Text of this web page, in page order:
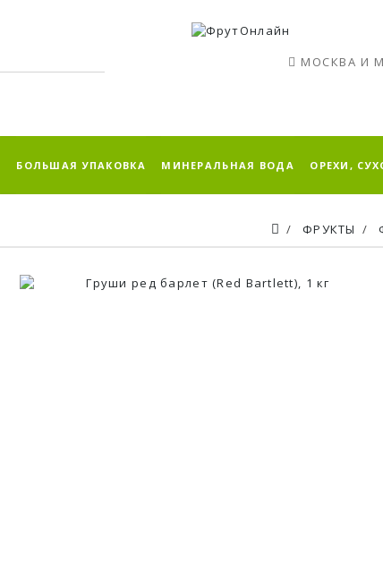
МОСКВА И
БОЛЬШАЯ УПАКОВКА МИНЕРАЛЬНАЯ ВОДА ОРЕХИ,
ФРУКТЫ